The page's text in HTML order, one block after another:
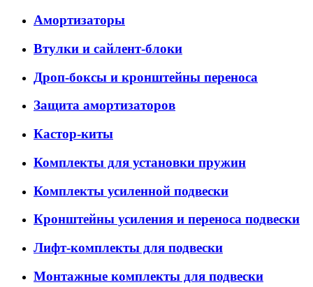
Амортизаторы
Втулки и сайлент-блоки
Дроп-боксы и кронштейны переноса
Защита амортизаторов
Кастор-киты
Комплекты для установки пружин
Комплекты усиленной подвески
Кронштейны усиления и переноса подвески
Лифт-комплекты для подвески
Монтажные комплекты для подвески